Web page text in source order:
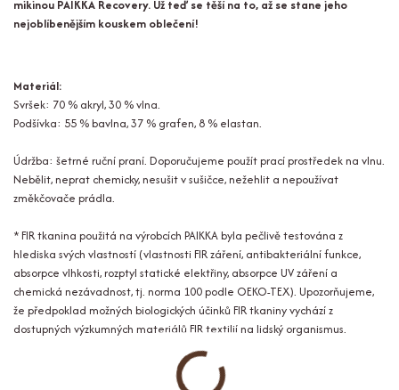
mikinou PAIKKA Recovery. Už teď se těší na to, až se stane jeho
nejoblíbenějším kouskem oblečení!
Materiál:
Svršek: 70 % akryl, 30 % vlna.
Podšívka: 55 % bavlna, 37 % grafen, 8 % elastan.
Údržba: šetrné ruční praní. Doporučujeme použít prací prostředek na vlnu.
Nebělit, neprat chemicky, nesušit v sušičce, nežehlit a nepoužívat
změkčovače prádla.
* FIR tkanina použitá na výrobcích PAIKKA byla pečlivě testována z
hlediska svých vlastností (vlastnosti FIR záření, antibakteriální funkce,
absorpce vlhkosti, rozptyl statické elektřiny, absorpce UV záření a
chemická nezávadnost, tj. norma 100 podle OEKO-TEX). Upozorňujeme,
že předpoklad možných biologických účinků FIR tkaniny vychází z
dostupných výzkumných materiálů FIR textilií na lidský organismus.